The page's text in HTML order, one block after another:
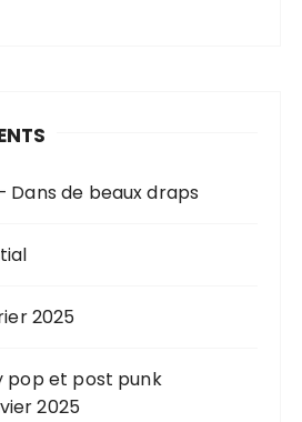
Dans de beaux draps
2025
pop et post punk
2025